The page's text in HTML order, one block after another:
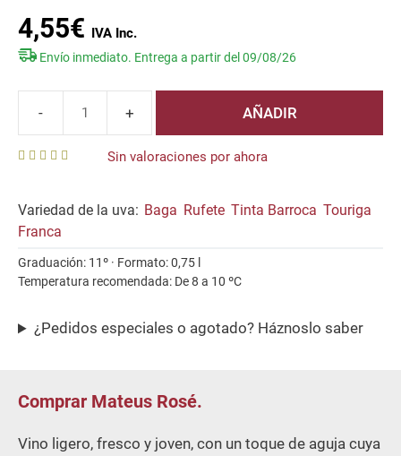
u
t
o
5
Sin valoraciones por ahora
4,55€
Envío inmediato. Entrega a partir del 09/08/26
The
cantidad
AÑADIR
Variedad de la uva: Baga Rufete Tinta Barroca Touriga
Franca
Graduación: 11º · Formato: 0,75 l
Temperatura recomendada: De 8 a 10 ºC
¿Pedidos especiales o agotado? Háznoslo saber
Comprar Mateus Rosé.
Vino ligero, fresco y joven, con un toque de aguja cuya